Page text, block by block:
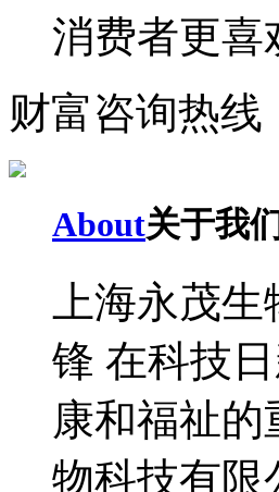
消费者更喜
财富咨询热线
About关于我们
上海永茂
锋 在科技
康和福祉
物科技有限